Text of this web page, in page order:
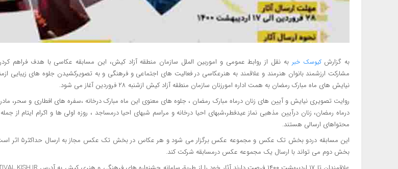
به گزارشکیوسک خبر به نقل از روابط عمومی و اموربین الملل سازمان منطقه آزاد کیش، این مسابقه عکاسی با هدف فراهم
مشارکت ارزشمند بانوان هنرمند و علاقمند به هنرعکاسی در فعالیت های اجتماعی و فرهنگی و به تصویرکشیدن جلوه های زیبایی
نیایش های ماه مبارک رمضان به همت اداره امورزنان سازمان منطقه آزاد کیش ازشنبه ۲۸ فروردین آغاز می شود.
روایت تصویری نیایش و آیین های زنان درماه مبارک رمضان ، جلوه های معنوی این ماه مبارک درخانه ،سفره های افطاری و سحر،
درماه رمضان، زنان درآیین مذهبی نماز عیدفطر،شبهای احیا درخانه و مراسم شبهای احیا درمساجد ، روزه اولی ها و اکرام ایتام از
محتواهای ارسالی هستند.
این مسابقه دردو بخش تک عکس و مجموعه عکس برگزار
بخش دوم می تواند با ارسال یک مجموعه عکس درمسابقه شرکت کند.